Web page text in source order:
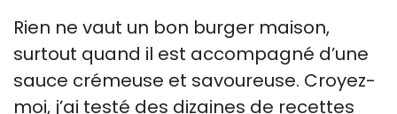
Rien ne vaut un bon burger maison,
surtout quand il est accompagné d’une
sauce crémeuse et savoureuse. Croyez-
moi, j’ai testé des dizaines de recettes